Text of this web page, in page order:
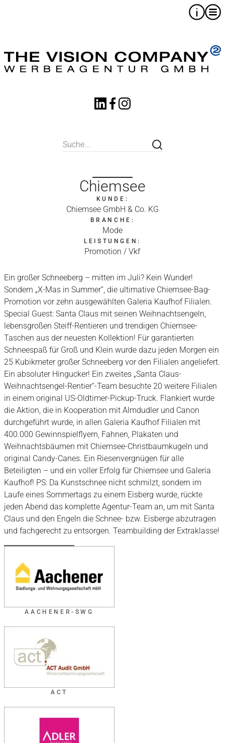
Chiemsee
KUNDE:
Chiemsee GmbH & Co. KG
BRANCHE:
Mode
LEISTUNGEN:
Promotion / Vkf
Ein großer Schneeberg – mitten im Juli? Kein Wunder!
Sondern „X-Mas in Summer“, die ultimative Chiemsee-Bag-
Promotion vor zehn ausgewählten Galeria Kaufhof Filialen.
Special Guest: Santa Claus mit seinen Weihnachtsengeln,
lebensgroßen Steiff-Rentieren und trendigen Chiemsee-
Taschen aus der neuesten Kollektion! Für garantierten
Schneespaß für Groß und Klein wurde dazu jeden Morgen ein
25 Kubikmeter großer Schneeberg vor den Filialen angeliefert.
Ein absoluter Hingucker! Ein zweites „Santa Claus-
Weihnachtsengel-Rentier“-Team besuchte 20 weitere Filialen
in einem original US-Oldtimer-Pickup-Truck. Flankiert wurde
die Aktion, die in Kooperation mit Almdudler und Canon
durchgeführt wurde, in allen Galeria Kaufhof Filialen mit
400.000 Gewinnspielflyern, Fahnen, Plakaten und
Weihnachtsbäumen mit Chiemsee-Christbaumkugeln und
original Candy-Canes. Ein Riesenvergnügen für alle
Beteiligten – und ein voller Erfolg für Chiemsee und Galeria
Kaufhof! PS: Da Kunstschnee nicht schmilzt, sondern im
Laufe eines Sommertags zu einem Eisberg wurde, rückte
jeden Abend das komplette Agentur-Team an, um mit Santa
Claus und den Engeln die Schnee- bzw. Eisberge abzutragen
und fachgerecht zu entsorgen. Teambuilding der Extraklasse!
AACHENER-SWG
ACT